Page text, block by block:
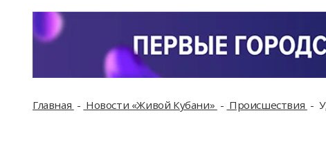
Главная Новости «Живой Кубани» Происшествия